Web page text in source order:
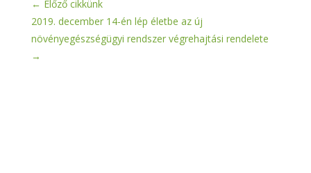
← Előző cikkünk
2019. december 14-én lép életbe az új
növényegészségügyi rendszer végrehajtási rendelete
→